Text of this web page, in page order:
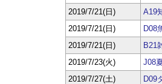
2019/7/21(日)
A19
2019/7/21(日)
D08
2019/7/21(日)
B21
2019/7/23(火)
J08
2019/7/27(土)
D09